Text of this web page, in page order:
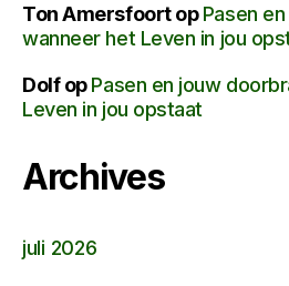
Ton AmersfoortopPasen
wanneer het Leven in jou
DolfopPasen en jouw
Leven in jou opstaat
Archives
juli 2026